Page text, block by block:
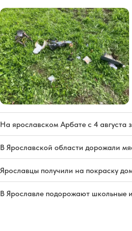
На ярославском Арбате с 4 августа
В Ярославской области дорожали
Ярославцы получили на покраску
В Ярославле подорожают школьные